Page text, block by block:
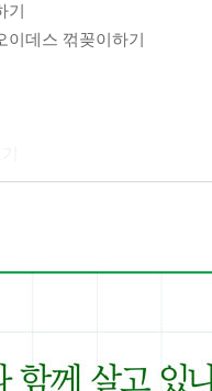
기
이데스 꺾꽂이하기
야 할 세 가지
리어